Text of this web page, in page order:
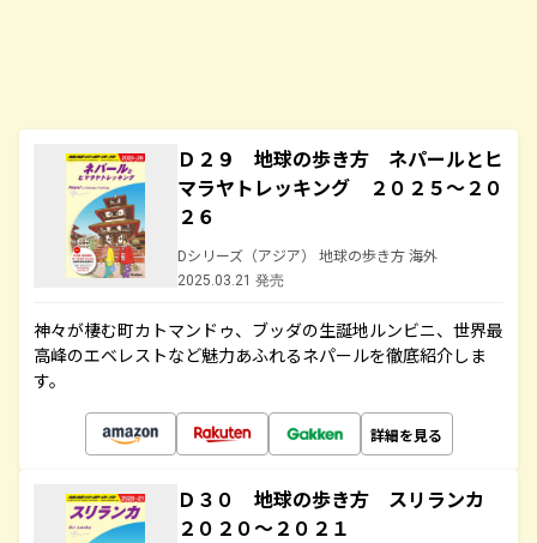
Ｄ２９ 地球の歩き方 ネパールとヒ
マラヤトレッキング ２０２５～２０
２６
Dシリーズ（アジア） 地球の歩き方 海外
2025.03.21 発売
神々が棲む町カトマンドゥ、ブッダの生誕地ルンビニ、世界最
高峰のエベレストなど魅力あふれるネパールを徹底紹介しま
す。
詳細を見る
Ｄ３０ 地球の歩き方 スリランカ
２０２０～２０２１